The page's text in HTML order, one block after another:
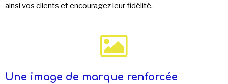
ainsi vos clients et encouragez leur fidélité.
Une image de marque renforcée